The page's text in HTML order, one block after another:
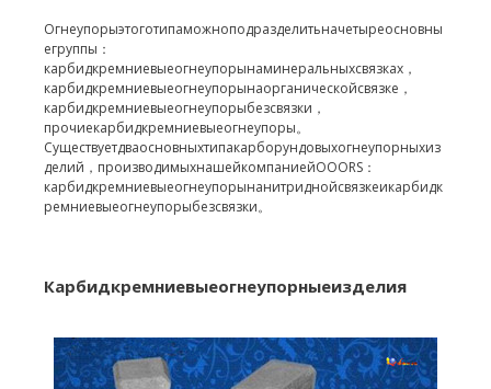
Огнеупорыэтоготипаможноподразделитьначетыреосновны
егруппы：
карбидкремниевыеогнеупорынаминеральныхсвязках，
карбидкремниевыеогнеупорынаорганическойсвязке，
карбидкремниевыеогнеупорыбезсвязки，
прочиекарбидкремниевыеогнеупоры。
Существуетдваосновныхтипакарборундовыхогнеупорныхиз
делий，производимыхнашейкомпаниейОООRS：
карбидкремниевыеогнеупорынанитриднойсвязкеикарбидк
ремниевыеогнеупорыбезсвязки。
Карбидкремниевыеогнеупорныеи​​зделия